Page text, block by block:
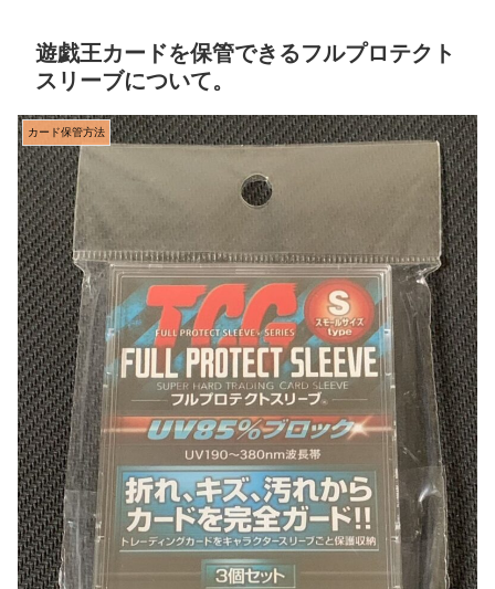
遊戯王カードを保管できるフルプロテクト
スリーブについて。
カード保管方法